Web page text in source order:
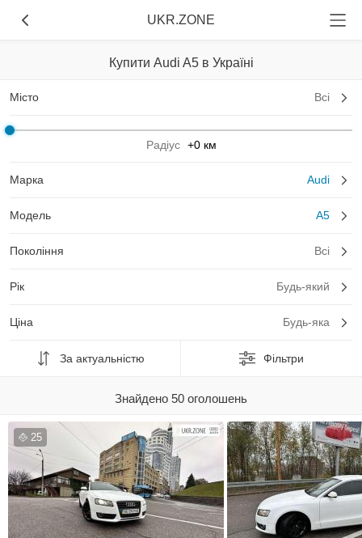
UKR.ZONE
Купити Audi A5 в Україні
Місто Всі
Радіус +0 км
Марка Audi
Модель A5
Покоління Всі
Рік Будь-який
Ціна Будь-яка
За актуальністю Фільтри
Знайдено 50 оголошень
25